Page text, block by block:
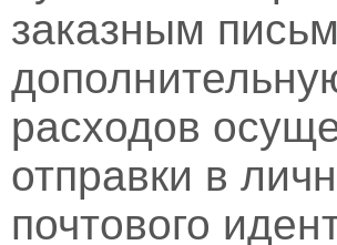
заказным
расходов
отправки в
почтового